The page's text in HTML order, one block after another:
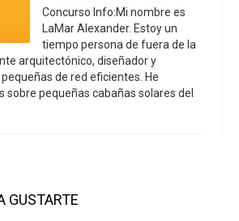
Concurso Info:Mi nombre es
LaMar Alexander. Estoy un
tiempo persona de fuera de la
arquitectónico, diseñador y
de red eficientes. He
sobre pequeñas cabañas solares del
GUSTARTE